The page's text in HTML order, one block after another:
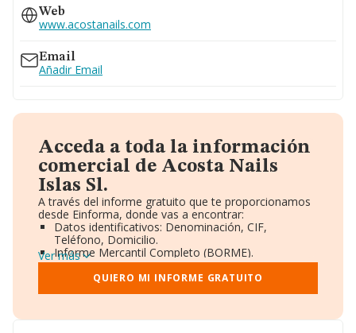
Web
www.acostanails.com
Email
Añadir Email
Acceda a toda la información
comercial de Acosta Nails
Islas Sl.
A través del informe gratuito que te proporcionamos
desde Einforma, donde vas a encontrar:
Datos identificativos: Denominación, CIF,
Teléfono, Domicilio.
Informe Mercantil Completo (BORME).
Gráficos de Evolución Ventas y Empleados.
Consejo de Administración y Administradores.
Directivos y Ejecutivos.
Ver más
QUIERO MI INFORME GRATUITO